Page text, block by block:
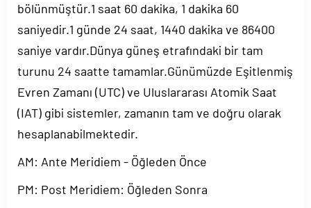
bölünmüştür.1 saat 60 dakika, 1 dakika 60
saniyedir.1 günde 24 saat, 1440 dakika ve 86400
saniye vardır.Dünya güneş etrafındaki bir tam
turunu 24 saatte tamamlar.Günümüzde Eşitlenmiş
Evren Zamanı (UTC) ve Uluslararası Atomik Saat
(IAT) gibi sistemler, zamanın tam ve doğru olarak
hesaplanabilmektedir.
AM: Ante Meridiem - Öğleden Önce
PM: Post Meridiem: Öğleden Sonra